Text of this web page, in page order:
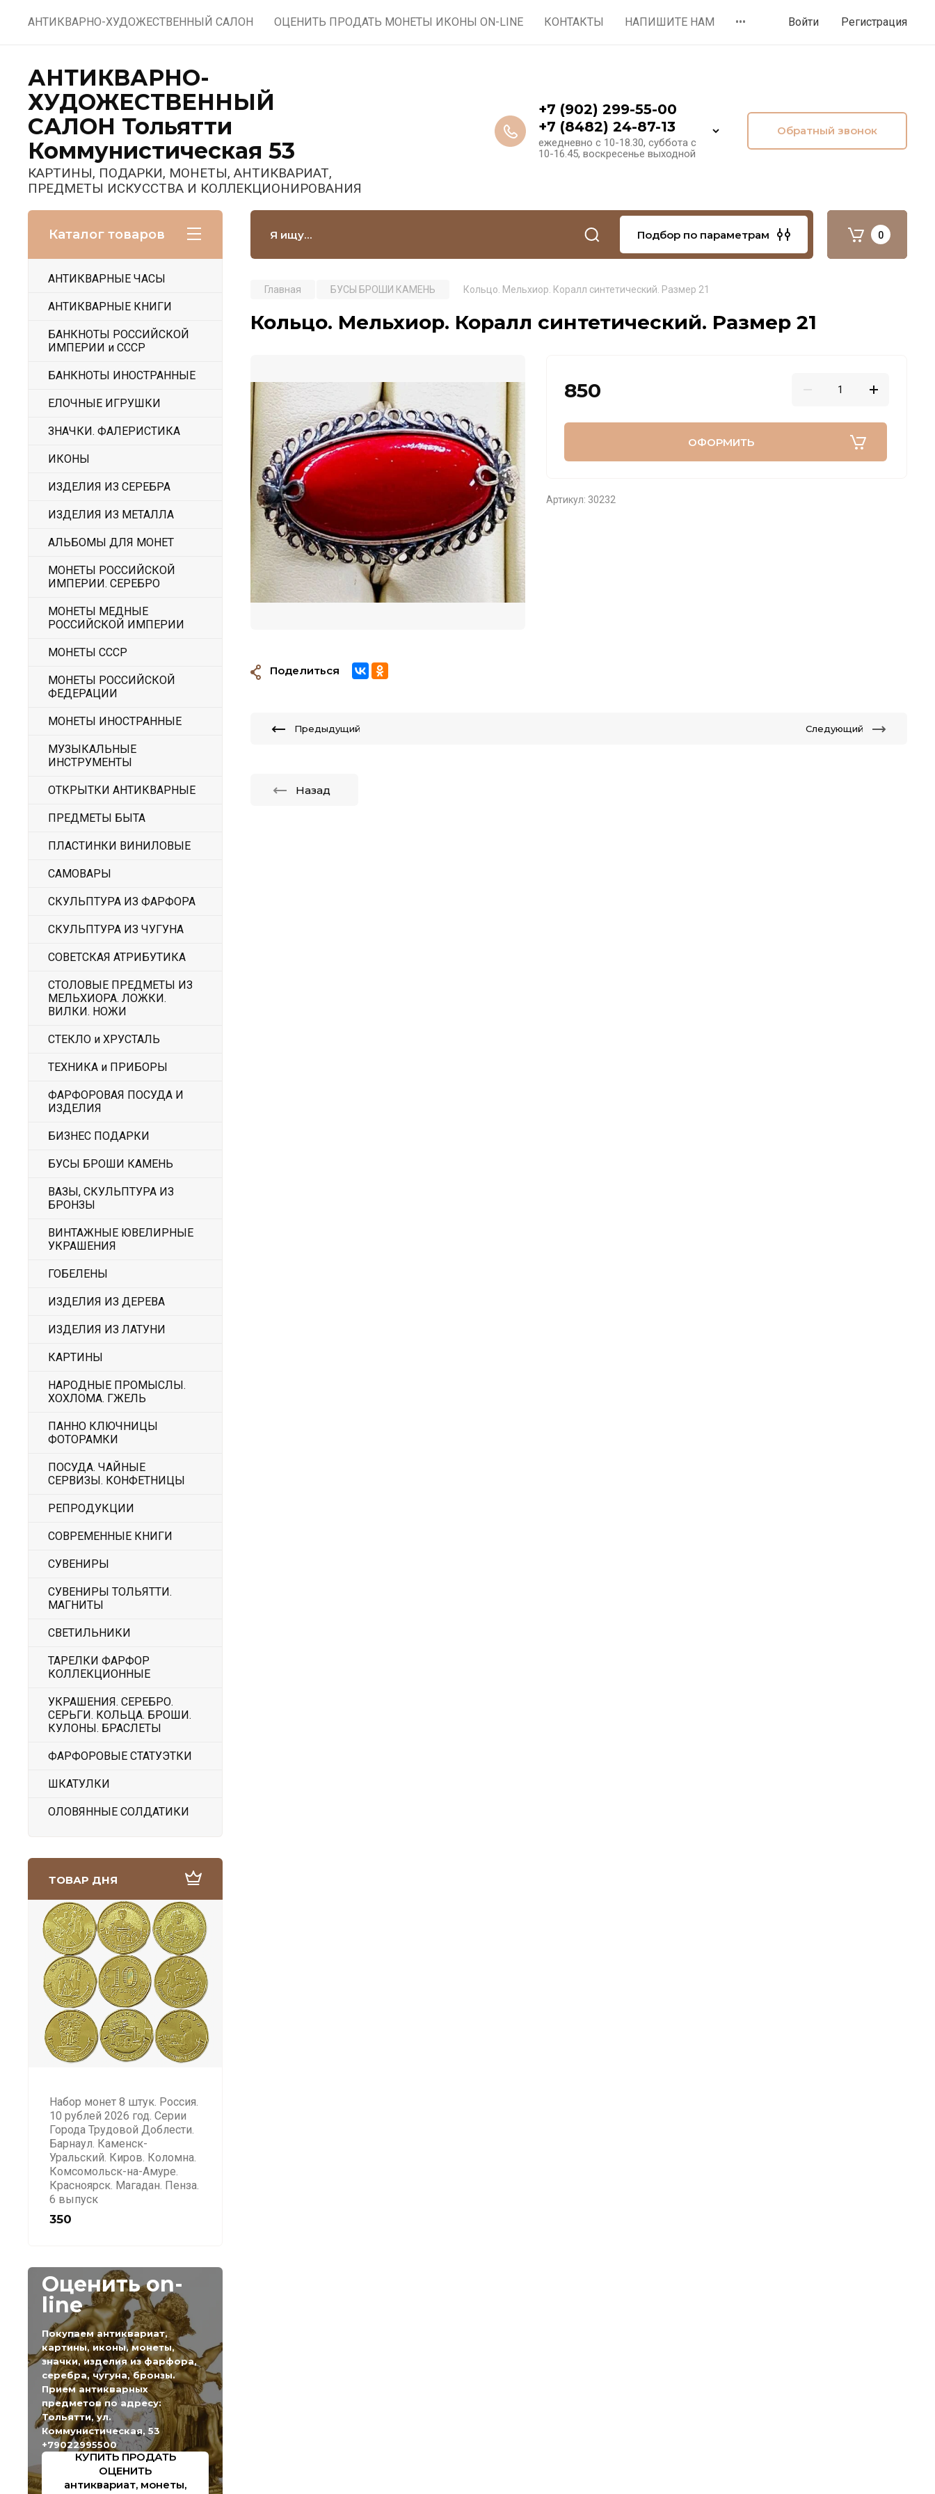
АНТИКВАРНО-ХУДОЖЕСТВЕННЫЙ САЛОН ОЦЕНИТЬ ПРОДАТЬ МОНЕТЫ ИКОНЫ ON-LINE КОНТАКТЫ НАПИШИТЕ НАМ ••• Войти Регистрация
АНТИКВАРНО-
ХУДОЖЕСТВЕННЫЙ
САЛОН Тольятти
Коммунистическая 53
КАРТИНЫ, ПОДАРКИ, МОНЕТЫ, АНТИКВАРИАТ,
ПРЕДМЕТЫ ИСКУССТВА И КОЛЛЕКЦИОНИРОВАНИЯ
+7 (902) 299-55-00
+7 (8482) 24-87-13
ежедневно с 10-18.30, суббота с
10-16.45, воскресенье выходной
Обратный звонок
Каталог товаров Подбор по параметрам 0
АНТИКВАРНЫЕ ЧАСЫ
АНТИКВАРНЫЕ КНИГИ
БАНКНОТЫ РОССИЙСКОЙ
ИМПЕРИИ и СССР
БАНКНОТЫ ИНОСТРАННЫЕ
ЕЛОЧНЫЕ ИГРУШКИ
ЗНАЧКИ. ФАЛЕРИСТИКА
ИКОНЫ
ИЗДЕЛИЯ ИЗ СЕРЕБРА
ИЗДЕЛИЯ ИЗ МЕТАЛЛА
АЛЬБОМЫ ДЛЯ МОНЕТ
МОНЕТЫ РОССИЙСКОЙ
ИМПЕРИИ. СЕРЕБРО
МОНЕТЫ МЕДНЫЕ
РОССИЙСКОЙ ИМПЕРИИ
МОНЕТЫ СССР
МОНЕТЫ РОССИЙСКОЙ
ФЕДЕРАЦИИ
МОНЕТЫ ИНОСТРАННЫЕ
МУЗЫКАЛЬНЫЕ
ИНСТРУМЕНТЫ
ОТКРЫТКИ АНТИКВАРНЫЕ
ПРЕДМЕТЫ БЫТА
ПЛАСТИНКИ ВИНИЛОВЫЕ
САМОВАРЫ
СКУЛЬПТУРА ИЗ ФАРФОРА
СКУЛЬПТУРА ИЗ ЧУГУНА
СОВЕТСКАЯ АТРИБУТИКА
СТОЛОВЫЕ ПРЕДМЕТЫ ИЗ
МЕЛЬХИОРА. ЛОЖКИ.
ВИЛКИ. НОЖИ
СТЕКЛО и ХРУСТАЛЬ
ТЕХНИКА и ПРИБОРЫ
ФАРФОРОВАЯ ПОСУДА И
ИЗДЕЛИЯ
БИЗНЕС ПОДАРКИ
БУСЫ БРОШИ КАМЕНЬ
ВАЗЫ, СКУЛЬПТУРА ИЗ
БРОНЗЫ
ВИНТАЖНЫЕ ЮВЕЛИРНЫЕ
УКРАШЕНИЯ
ГОБЕЛЕНЫ
ИЗДЕЛИЯ ИЗ ДЕРЕВА
ИЗДЕЛИЯ ИЗ ЛАТУНИ
КАРТИНЫ
НАРОДНЫЕ ПРОМЫСЛЫ.
ХОХЛОМА. ГЖЕЛЬ
ПАННО КЛЮЧНИЦЫ
ФОТОРАМКИ
ПОСУДА. ЧАЙНЫЕ
СЕРВИЗЫ. КОНФЕТНИЦЫ
РЕПРОДУКЦИИ
СОВРЕМЕННЫЕ КНИГИ
СУВЕНИРЫ
СУВЕНИРЫ ТОЛЬЯТТИ.
МАГНИТЫ
СВЕТИЛЬНИКИ
ТАРЕЛКИ ФАРФОР
КОЛЛЕКЦИОННЫЕ
УКРАШЕНИЯ. СЕРЕБРО.
СЕРЬГИ. КОЛЬЦА. БРОШИ.
КУЛОНЫ. БРАСЛЕТЫ
ФАРФОРОВЫЕ СТАТУЭТКИ
ШКАТУЛКИ
ОЛОВЯННЫЕ СОЛДАТИКИ
ТОВАР ДНЯ
Набор монет 8 штук. Россия.
10 рублей 2026 год. Серии
Города Трудовой Доблести.
Барнаул. Каменск-
Уральский. Киров. Коломна.
Комсомольск-на-Амуре.
Красноярск. Магадан. Пенза.
6 выпуск
350
Оценить on-
line
Покупаем антиквариат,
картины, иконы, монеты,
значки, изделия из фарфора,
серебра, чугуна, бронзы.
Прием антикварных
предметов по адресу:
Тольятти, ул.
Коммунистическая, 53
+79022995500
КУПИТЬ ПРОДАТЬ
ОЦЕНИТЬ
антиквариат, монеты,
Главная БУСЫ БРОШИ КАМЕНЬ Кольцо. Мельхиор. Коралл синтетический. Размер 21
Кольцо. Мельхиор. Коралл синтетический. Размер 21
850
ОФОРМИТЬ
Артикул: 30232
Поделиться
Предыдущий Следующий
Назад